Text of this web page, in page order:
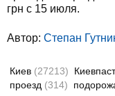
грн с 15 июля.
Автор: Степан
Киев (27213)
проезд (314)